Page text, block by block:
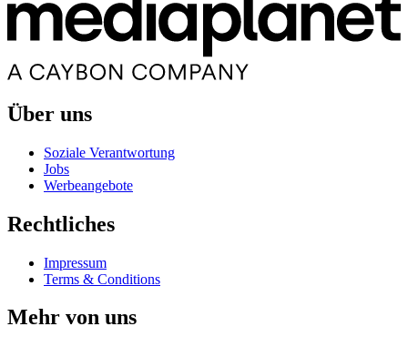
Über uns
Soziale Verantwortung
Jobs
Werbeangebote
Rechtliches
Impressum
Terms & Conditions
Mehr von uns